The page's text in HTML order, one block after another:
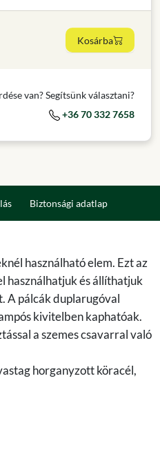
Kosárba
van? Segítsünk választani?
+36 70 332 7658
Biztonsági adatlap
használható elem. Ezt az
használhatjuk és állíthatjuk
A pálcák duplarugóval
kivitelben kaphatóak.
a szemes csavarral való
horganyzott köracél,